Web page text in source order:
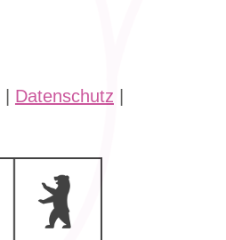
Datenschutz